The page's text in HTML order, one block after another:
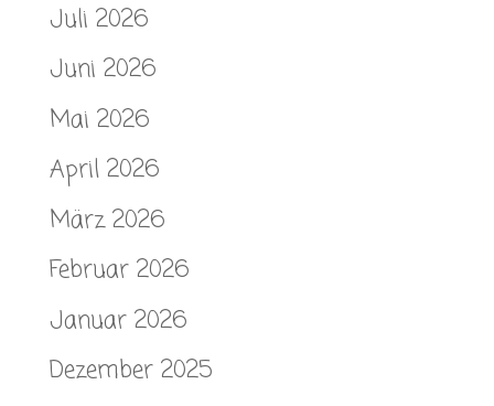
Juli 2026
Juni 2026
Mai 2026
April 2026
März 2026
Februar 2026
Januar 2026
Dezember 2025